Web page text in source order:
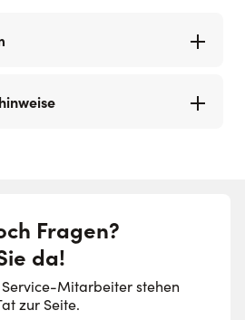
Fragen?
da!
Mitarbeiter stehen
zur Seite.